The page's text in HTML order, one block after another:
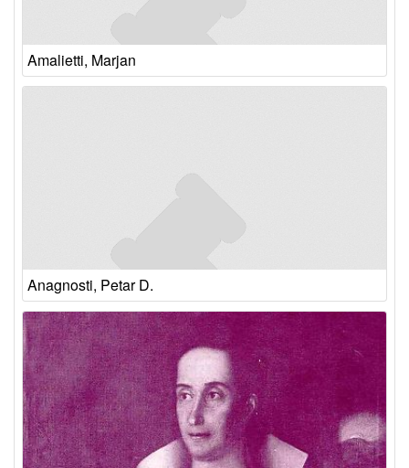
Amalietti, Marjan
Anagnosti, Petar D.